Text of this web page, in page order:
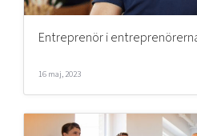
Entreprenör i
16 maj, 2023